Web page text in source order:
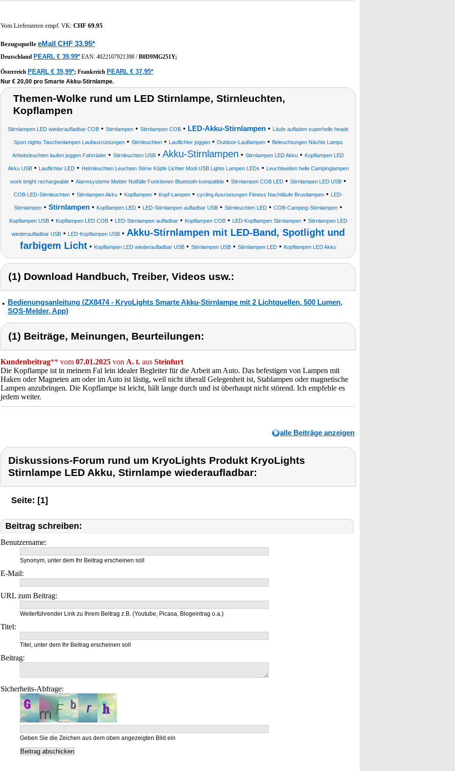
Vom Lieferanten empf. VK: CHF 69.95
Bezugsquelle eMall CHF 33.95*
Deutschland PEARL € 39,99* EAN: 4022107921398 /B0D9MG251Y;
Österreich PEARL € 39,99*; Frankreich PEARL € 37,95*
Nur € 20,00 pro Smarte Akku-Stirnlampe.
Themen-Wolke rund um LED Stirnlampe, Stirnleuchten,
Kopflampen
Stirnlampen LED wiederaufladbar COB• Stirnlampen• Stirnlampen COB• LED-Akku-Stirnlampen• Läufe aufladen superhelle heads
Sport nights Taschenlampen Laufausrüstungen• Stirnleuchten• Lauflichter joggen• Outdoor-Lauflampen• Beleuchtungen Nächte Lamps
Arbeitsleuchten laufen joggen Fahrräder • Stirnleuchten USB • Akku-Stirnlampen • Stirnlampen LED Akku • Kopflampen LED
Akku USB• Lauflichter LED• Helmleuchten Leuchten Stirne Köpfe Lichter Modi USB Lights Lampen LEDs • Leuchtweiten helle Campinglampen
work bright rechargeable• Alarmsysteme Melder Notfälle Funktionen Bluetooth-kompatible• Stirnlampen COB LED• Stirnlampen LED USB•
COB-LED-Stirnleuchten• Stirnlampen Akku• Kopflampen• Kopf-Lampen• cycling Ausrüstungen Fitness Nachtläufe Brustlampen• LED-
Stirnlampen• Stirnlampen• Kopflampen LED• LED-Stirnlampen aufladbar USB• Stirnleuchten LED• COB-Camping-Stirnlampen•
Kopflampen USB• Kopflampen LED COB• LED-Stirnlampen aufladbar• Kopflampen COB• LED-Kopflampen Stirnlampen• Stirnlampen LED
wiederaufladbar USB• LED-Kopflampen USB• Akku-Stirnlampen mit LED-Band, Spotlight und
farbigem Licht • Kopflampen LED wiederaufladbar USB • Stirnlampen USB • Stirnlampen LED • Kopflampen LED Akku
(1) Download Handbuch, Treiber, Videos usw.:
Bedienungsanleitung (ZX8474 - KryoLights Smarte Akku-Stirnlampe mit 2 Lichtquellen, 500 Lumen,
SOS-Melder, App)
(1) Beiträge, Meinungen, Beurteilungen:
Kundenbeitrag** vom 07.01.2025 von A. t. aus Steinfurt
Die Kopflampe ist in meinem Fal lein idealer Begleiter für die Arbeit am Auto. Das befestigen von Lampen mit
Haken oder Magneten am oder im Auto ist lästig, weil nicht überall Gelegenheit ist, Stablampen oder magnetische
Lampen anzubringen. Die Kopflampe ist leicht, hält lange durch und ist überhaupt nicht störend. Ich empfehle es
jedem weiter.
alle Beiträge anzeigen
Diskussions-Forum rund um KryoLights Produkt KryoLights
Stirnlampe LED Akku, Stirnlampe wiederaufladbar:
Seite: [1]
Beitrag schreiben:
Benutzername:
Synonym, unter dem Ihr Beitrag erscheinen soll
E-Mail:
URL zum Beitrag:
Weiterführender Link zu Ihrem Beitrag z.B. (Youtube, Picasa, Blogeintrag o.a.)
Titel:
Titel, unter dem Ihr Beitrag erscheinen soll
Beitrag:
Sicherheits-Abfrage:
Geben Sie die Zeichen aus dem oben angezeigten Bild ein